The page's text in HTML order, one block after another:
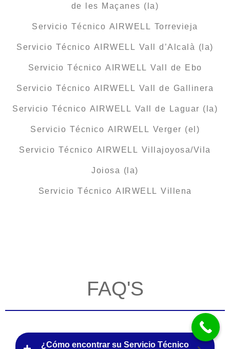
de les Maçanes (la)
Servicio Técnico AIRWELL Torrevieja
Servicio Técnico AIRWELL Vall d’Alcalà (la)
Servicio Técnico AIRWELL Vall de Ebo
Servicio Técnico AIRWELL Vall de Gallinera
Servicio Técnico AIRWELL Vall de Laguar (la)
Servicio Técnico AIRWELL Verger (el)
Servicio Técnico AIRWELL Villajoyosa/Vila
Joiosa (la)
Servicio Técnico AIRWELL Villena
FAQ'S
¿Cómo encontrar su Servicio Técnico